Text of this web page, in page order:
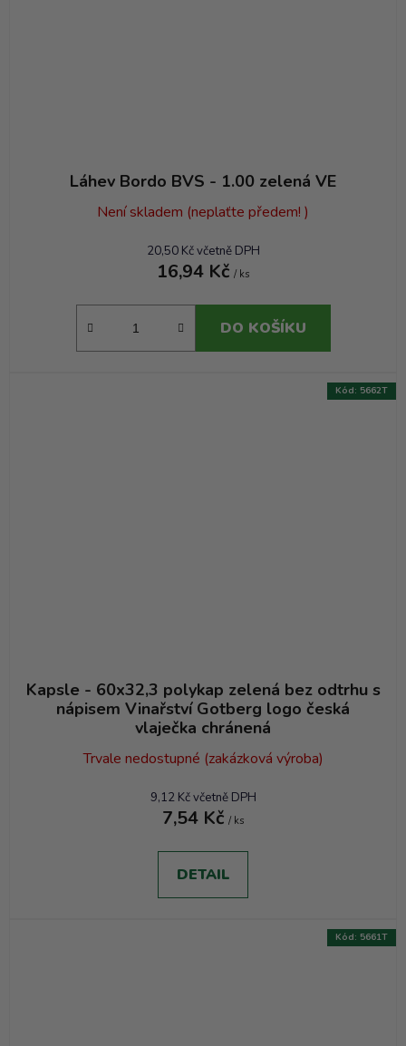
Láhev Bordo BVS - 1.00 zelená VE
Není skladem (neplaťte předem! )
20,50 Kč včetně DPH
16,94 Kč / ks
DO KOŠÍKU
Kapsle - 60x32,3 polykap zelená bez odtrhu s
nápisem Vinařství Gotberg logo česká
vlaječka chránená
Trvale nedostupné (zakázková výroba)
9,12 Kč včetně DPH
7,54 Kč / ks
DETAIL
Kód: 5662T
Kód: 5661T